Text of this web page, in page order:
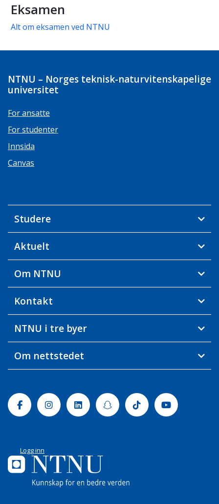
Eksamen
Alt om eksamen ved NTNU
NTNU – Norges teknisk-naturvitenskapelige
universitet
For ansatte
For studenter
Innsida
Canvas
Studere
Aktuelt
Om NTNU
Kontakt
NTNU i tre byer
Om nettstedet
FacebookInstagramLinkedinSnapchatTiktok Youtube
Logg inn